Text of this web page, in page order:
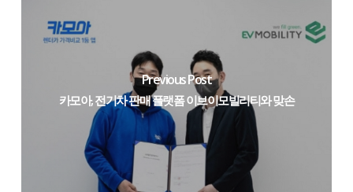
Previous Post
카모아, 전기차 판매 플랫폼 이브이모빌리티와 맞손